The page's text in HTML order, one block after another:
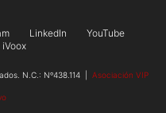
LinkedIn
YouTube
iVoox
N.C.: Nº438.114 | Asociación VIP